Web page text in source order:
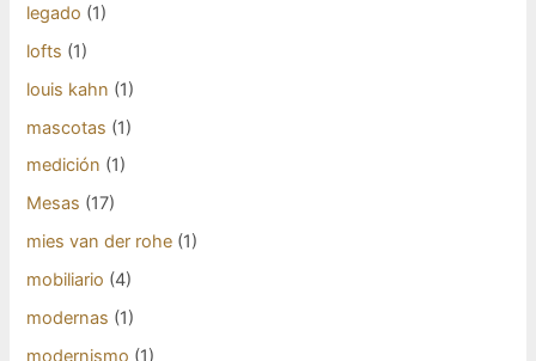
legado (1)
lofts (1)
louis kahn (1)
mascotas (1)
medición (1)
Mesas (17)
mies van der rohe (1)
mobiliario (4)
modernas (1)
modernismo (1)